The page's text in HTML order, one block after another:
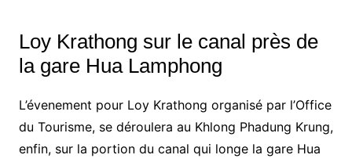
Loy Krathong sur le canal près de
la gare Hua Lamphong
L’évenement pour Loy Krathong organisé par l’Office
du Tourisme, se déroulera au Khlong Phadung Krung,
enfin, sur la portion du canal qui longe la gare Hua